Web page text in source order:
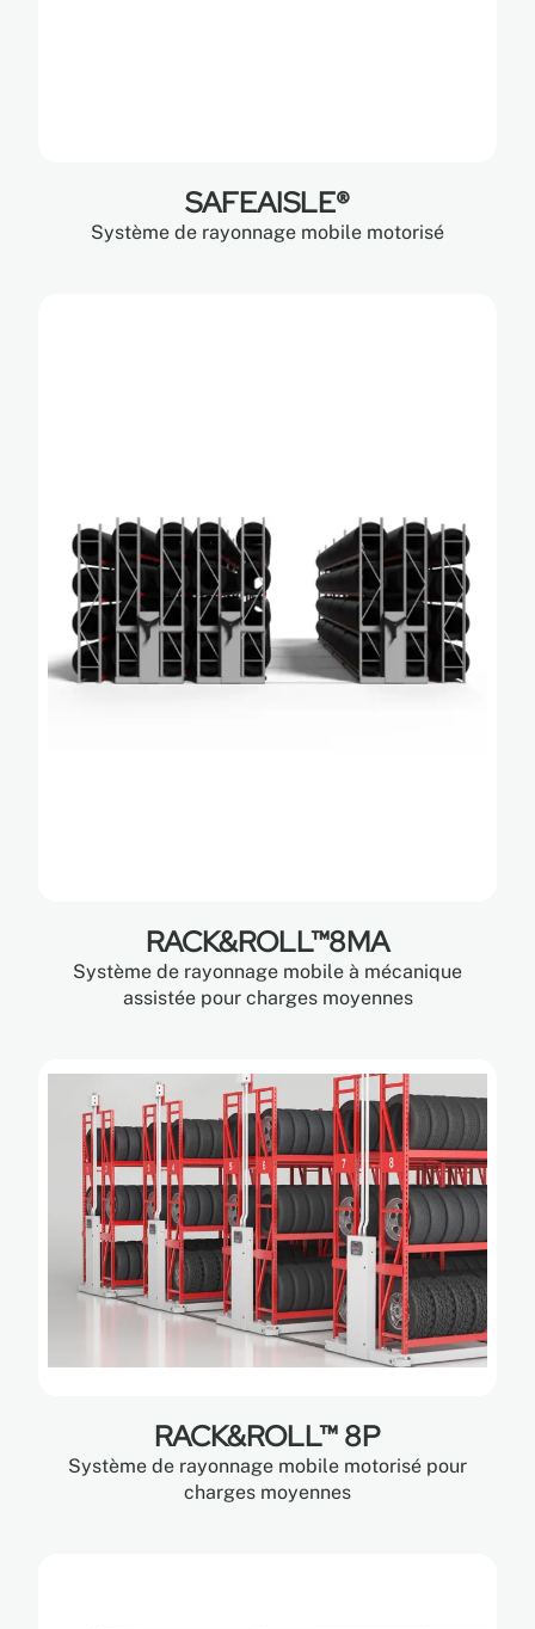
SAFEAISLE®
Système de rayonnage mobile motorisé
RACK&ROLL™8MA
Système de rayonnage mobile à mécanique
assistée pour charges moyennes
RACK&ROLL™ 8P
Système de rayonnage mobile motorisé pour
charges moyennes